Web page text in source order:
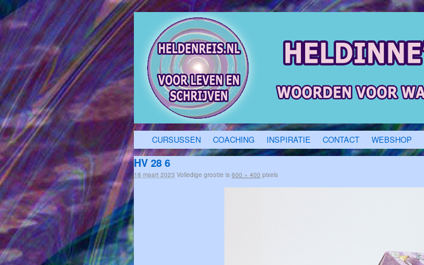
CURSUSSEN COACHING INSPIRATIE CONTACT WEBSHOP
HV 28 6
18 maart 2023 Volledige grootte is 600 × 400 pixels